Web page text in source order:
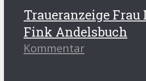
Traueranzeige
Fink Andelsbuch
Kommentar